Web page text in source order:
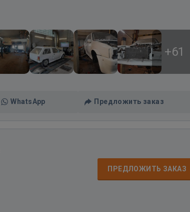
+61
WhatsApp Предложить заказ
ПРЕДЛОЖИТЬ ЗАКАЗ